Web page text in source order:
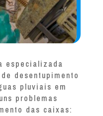
especializada
desentupimento
pluviais em
problemas
das caixas: